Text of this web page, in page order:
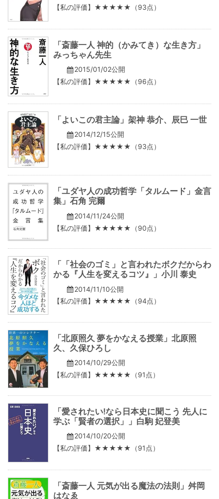
【私の評価】★★★★★（93点）
「斎藤一人 神的（かみてき）な生き方」
みっちゃん先生
2015/01/02公開
【私の評価】★★★★★（96点）
「よいこの君主論」架神 恭介、辰巳 一世
2014/12/15公開
【私の評価】★★★★★（93点）
「ユダヤ人の成功哲学「タルムード」金言
集」石角 完爾
2014/11/24公開
【私の評価】★★★★★（90点）
「「社会のゴミ」と言われたボクだからわ
かる『人生を変えるコツ』」小川 泰史
2014/11/10公開
【私の評価】★★★★★（94点）
「北原照久 夢をかなえる授業」北原照
久、久保ひろし
2014/10/29公開
【私の評価】★★★★★（91点）
「愛されたい!なら日本史に聞こう 先人に
学ぶ「賢者の選択」」白駒 妃登美
2014/10/20公開
【私の評価】★★★★★（91点）
「斎藤一人 元気が出る魔法の法則」舛岡
はなゑ